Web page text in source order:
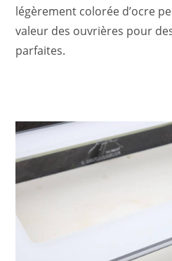
légèrement colorée d’ocre
valeur des ouvrières pour
parfaites.